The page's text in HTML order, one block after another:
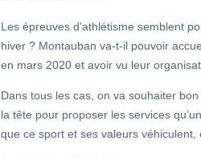
Les épreuves d’athlétisme semblent
hiver ? Montauban va-t-il pouvoir
en mars 2020 et avoir vu leur
Dans tous les cas, on va souhaiter
la tête pour proposer les services
que ce sport et ses valeurs